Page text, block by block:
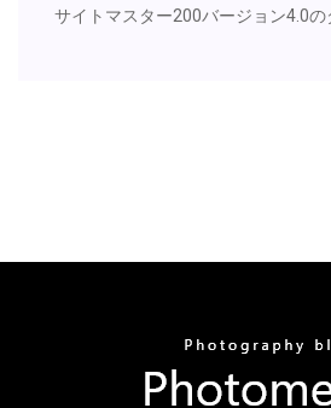
サイトマスター200バージョン4.0の